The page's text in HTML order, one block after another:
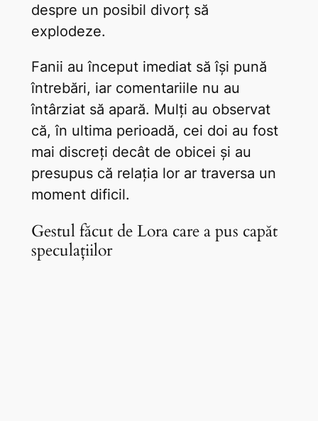
despre un posibil divorț să
explodeze.
Fanii au început imediat să își pună
întrebări, iar comentariile nu au
întârziat să apară. Mulți au observat
că, în ultima perioadă, cei doi au fost
mai discreți decât de obicei și au
presupus că relația lor ar traversa un
moment dificil.
Gestul făcut de Lora care a pus capăt
speculațiilor